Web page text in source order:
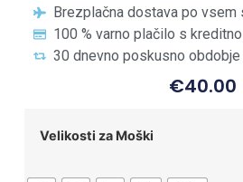
Brezplačna dostava po vsem
100 % varno plačilo s
30 dnevno poskusno obdobje
€40.00
Velikosti za Moški